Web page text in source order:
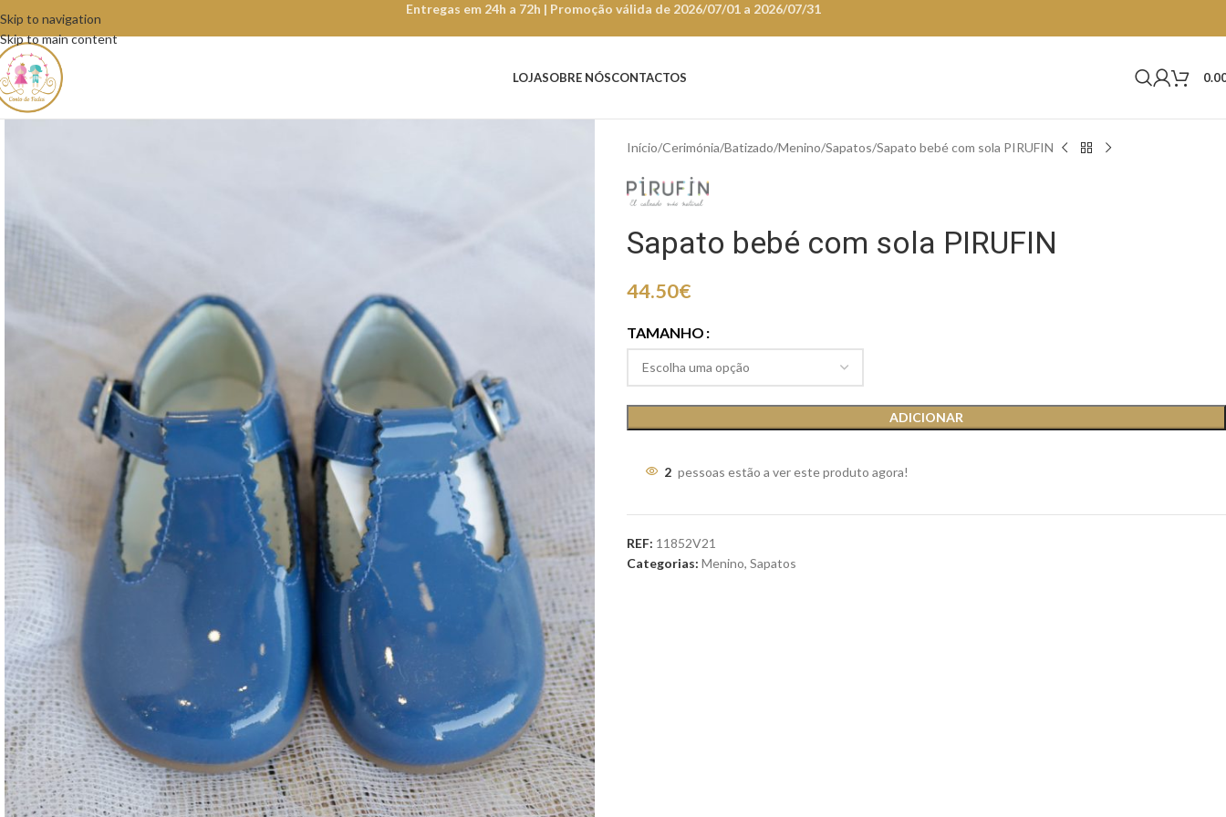
Skip to navigation
Skip to main content
Entregas em 24h a 72h | Promoção válida de 2026/07/01 a 2026/07/31
LOJASOBRE NÓSCONTACTOS
Início Cerimónia Batizado Menino Sapatos Sapato bebé com sola PIRUFIN
Sapato bebé com sola PIRUFIN
44.50€
TAMANHO
ADICIONAR
2 pessoas estão a ver este produto agora!
REF: 11852V21
Categorias: Menino, Sapatos